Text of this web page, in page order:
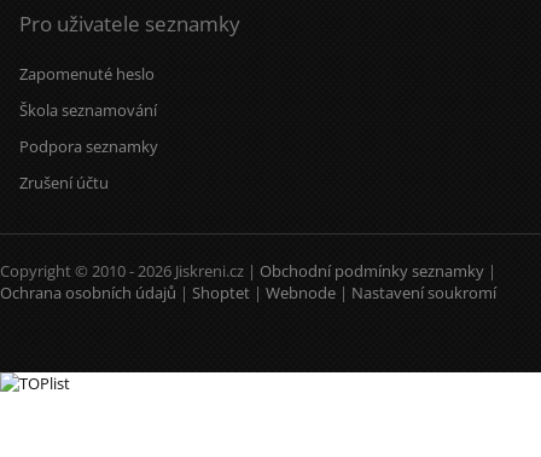
Pro uživatele seznamky
Zapomenuté heslo
Škola seznamování
Podpora seznamky
Zrušení účtu
Copyright © 2010 - 2026 Jiskreni.cz | Obchodní podmínky seznamky |
Ochrana osobních údajů | Shoptet | Webnode | Nastavení soukromí